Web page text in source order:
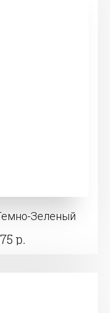
Зеленый
р.